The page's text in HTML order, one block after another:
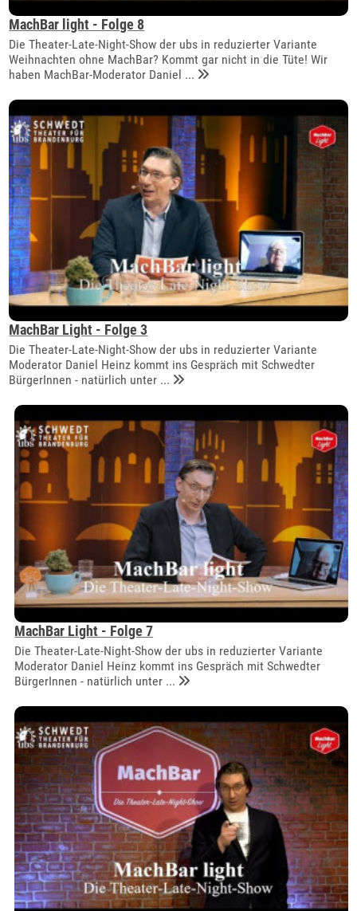
MachBar light - Folge 8
Die Theater-Late-Night-Show der ubs in reduzierter Variante
Weihnachten ohne MachBar? Kommt gar nicht in die Tüte! Wir
haben MachBar-Moderator Daniel ...
MachBar Light - Folge 3
Die Theater-Late-Night-Show der ubs in reduzierter Variante
Moderator Daniel Heinz kommt ins Gespräch mit Schwedter
BürgerInnen - natürlich unter ...
MachBar Light - Folge 7
Die Theater-Late-Night-Show der ubs in reduzierter Variante
Moderator Daniel Heinz kommt ins Gespräch mit Schwedter
BürgerInnen - natürlich unter ...